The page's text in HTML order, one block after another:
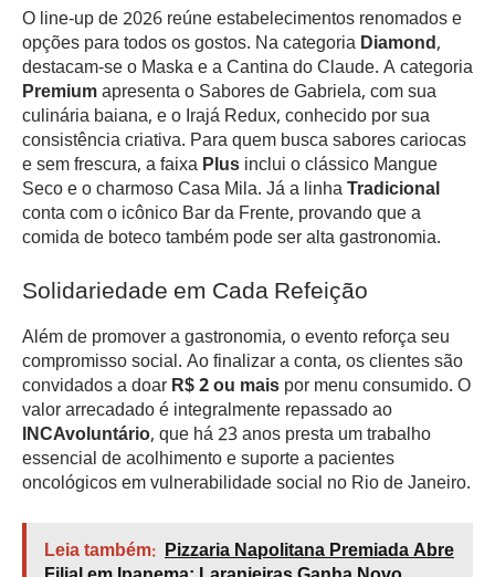
O line-up de 2026 reúne estabelecimentos renomados e
opções para todos os gostos. Na categoriaDiamond,
destacam-se o Maska e a Cantina do Claude. A categoria
Premiumapresenta o Sabores de Gabriela, com sua
culinária baiana, e o Irajá Redux, conhecido por sua
consistência criativa. Para quem busca sabores cariocas
e sem frescura, a faixaPlusinclui o clássico Mangue
Seco e o charmoso Casa Mila. Já a linhaTradicional
conta com o icônico Bar da Frente, provando que a
comida de boteco também pode ser alta gastronomia.
Solidariedade em Cada Refeição
Além de promover a gastronomia, o evento reforça seu
compromisso social. Ao finalizar a conta, os clientes são
convidados a doarR$ 2 ou maispor menu consumido. O
valor arrecadado é integralmente repassado ao
INCAvoluntário, que há 23 anos presta um trabalho
essencial de acolhimento e suporte a pacientes
oncológicos em vulnerabilidade social no Rio de Janeiro.
Leia também: Pizzaria Napolitana Premiada Abre